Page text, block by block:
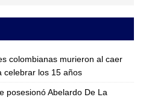
colombianas murieron al caer
celebrar los 15 años
posesionó Abelardo De La